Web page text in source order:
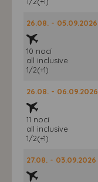
26.08. - 05.09.2026
10 nocí
all inclusive
1/2(+1)
26.08. - 06.09.2026
11 nocí
all inclusive
1/2(+1)
27.08. - 03.09.2026